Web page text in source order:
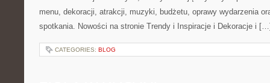
menu, dekoracji, atrakcji, muzyki, budżetu, oprawy wydarzenia
spotkania. Nowości na stronie Trendy i Inspiracje i Dekoracje i
CATEGORIES: BLOG